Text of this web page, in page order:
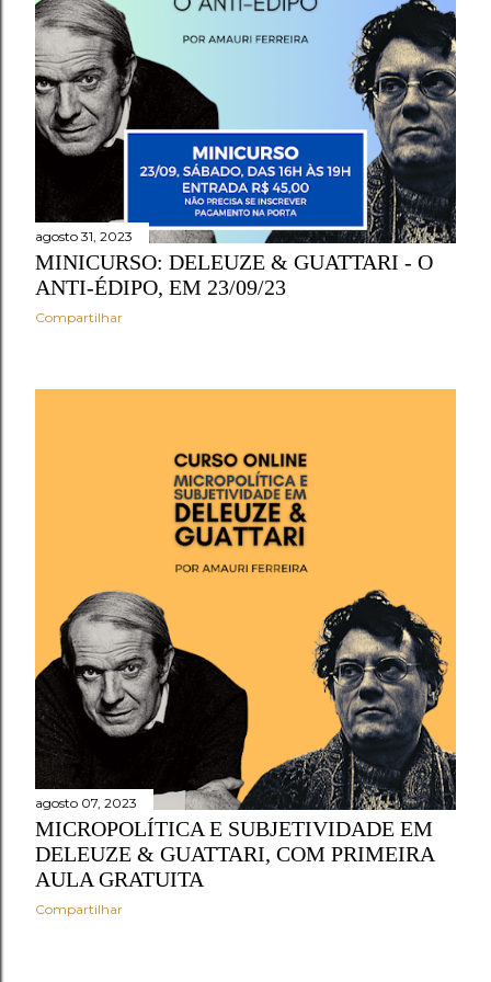
e
n
s
agosto 31, 2023
MINICURSO: DELEUZE & GUATTARI - O
ANTI-ÉDIPO, EM 23/09/23
Compartilhar
agosto 07, 2023
MICROPOLÍTICA E SUBJETIVIDADE EM
DELEUZE & GUATTARI, COM PRIMEIRA
AULA GRATUITA
Compartilhar